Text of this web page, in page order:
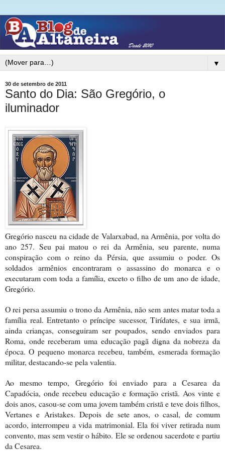
▼
30 de setembro de 2011
Santo do Dia: São Gregório, o
iluminador
Gregório nasceu na cidade de Valarxabad, na Armênia, por volta do
ano 257. Seu pai matou o rei da Armênia, seu parente, numa
conspiração com o reino da Pérsia, que assumiu o poder. Os
soldados armênios encontraram o assassino do monarca e o
executaram com toda a família, exceto o filho de um ano de idade,
Gregório.
O rei persa assumiu o trono da Armênia, não sem antes matar toda a
família real. Entretanto o príncipe sucessor, Tirídates, e sua irmã,
ainda crianças, conseguiram ser poupados, sendo enviados para
Roma, onde receberam uma educação pagã digna da nobreza da
época. O pequeno monarca recebeu, também, esmerada formação
militar, destacando-se pela valentia.
Ao mesmo tempo, Gregório foi enviado para a Cesarea da
Capadócia, onde recebeu educação e formação cristã. Aos vinte e
dois anos, casou-se com uma jovem também cristã e teve dois filhos,
Vertanes e Aristakes. Depois de sete anos, o casal, de comum
acordo, interrompeu a vida matrimonial. Ela foi viver retirada num
convento, mas sem vestir o hábito. Ele se ordenou sacerdote e partiu
da Cesarea.